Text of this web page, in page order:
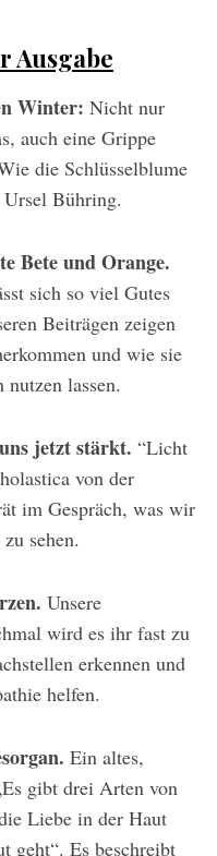
Ausgabe
Winter: Nicht nur
auch eine Grippe
die Schlüsselblume
Bühring.
Bete und Orange.
sich so viel Gutes
Beiträgen zeigen
und wie sie
lassen.
jetzt stärkt. “Licht
von der
im Gespräch, was wir
sehen.
Unsere
wird es ihr fast zu
erkennen und
helfen.
Ein altes,
gibt drei Arten von
Liebe in der Haut
geht“. Es beschreibt